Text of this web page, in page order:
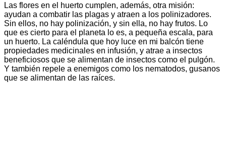
Las flores en el huerto cumplen, además, otra misión:
ayudan a combatir las plagas y atraen a los polinizadores.
Sin ellos, no hay polinización, y sin ella, no hay frutos. Lo
que es cierto para el planeta lo es, a pequeña escala, para
un huerto. La caléndula que hoy luce en mi balcón tiene
propiedades medicinales en infusión, y atrae a insectos
beneficiosos que se alimentan de insectos como el pulgón.
Y también repele a enemigos como los nematodos, gusanos
que se alimentan de las raíces.